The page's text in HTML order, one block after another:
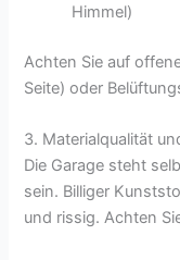
Himmel)
Achten Sie auf
Seite) oder
3. Materialqualität
Die Garage steht
sein. Billiger
und rissig. Achten